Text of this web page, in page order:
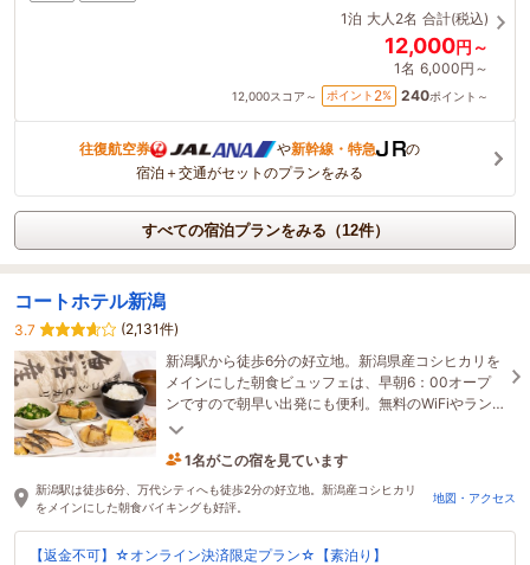
1泊 大人2名 合計(税込)
12,000円～
1名 6,000円～
12,000スコア～ ポイント 2% 240ポイント～
往復航空券 や新幹線・特急
の
宿泊＋交通がセットのプランをみる
すべての宿泊プランをみる（12件）
コートホテル新潟
3.7
(2,131件)
新潟駅から徒歩6分の好立地。新潟県産コシヒカリを
メインにした朝食ビュッフェは、早朝6：00オープ
ンですので朝早い出発にも便利。無料のWiFiやラン
ドリーコーナーを完備しビジネスや観光の拠点とし
1名がこの宿を見ています
28分前に予約されました
新潟駅は徒歩6分、万代シティへも徒歩2分の好立地。新潟産コシヒカリ
をメインにした朝食バイキングも好評。
地図・アクセス
【返金不可】☆オンライン決済限定プラン☆【素泊り】